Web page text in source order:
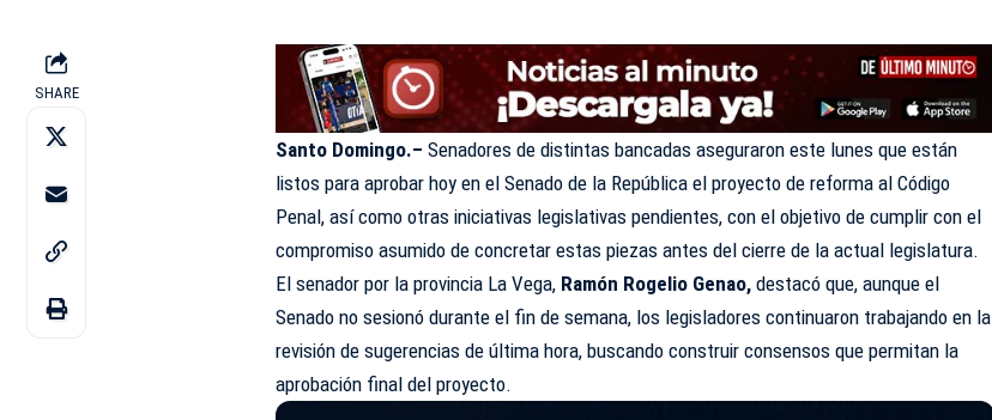
SHARE
Santo Domingo.–Senadores de distintas bancadas aseguraron este lunes que están
listos para aprobar hoy en el Senado de la República el proyecto de reforma al Código
Penal, así como otras iniciativas legislativas pendientes, con el objetivo de cumplir con el
compromiso asumido de concretar estas piezas antes del cierre de la actual legislatura.
El senador por la provincia La Vega, Ramón Rogelio Genao,destacó que, aunque el
Senado no sesionó durante el fin de semana, los legisladores continuaron trabajando en la
revisión de sugerencias de última hora, buscando construir consensos que permitan la
aprobación final del proyecto.